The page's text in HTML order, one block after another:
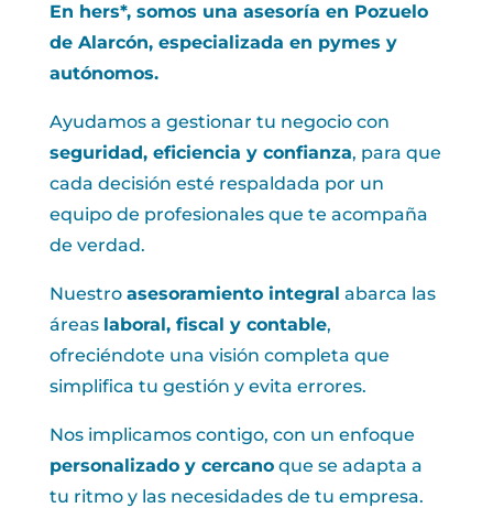
En hers*, somos una asesoría en Pozuelo
de Alarcón, especializada en pymes y
autónomos.
Ayudamos a gestionar tu negocio con
seguridad, eficiencia y confianza, para que
cada decisión esté respaldada por un
equipo de profesionales que te acompaña
de verdad.
Nuestro asesoramiento integral abarca las
áreas laboral, fiscal y contable,
ofreciéndote una visión completa que
simplifica tu gestión y evita errores.
Nos implicamos contigo, con un enfoque
personalizado y cercanoque se adapta a
tu ritmo y las necesidades de tu empresa.